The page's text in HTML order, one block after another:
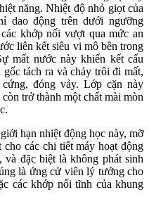
năng. Nhiệt độ nhỏ giọt của
dao động trên dưới ngưỡng
khớp nối vượt qua mức an
liên kết siêu vi mô bên trong
mất nước này khiến kết cấu
tách ra và chảy trôi đi mất,
đóng vảy. Lớp cặn này
trở thành một chất mài mòn
hạn nhiệt động học này, mỡ
các chi tiết máy hoạt động
đặc biệt là không phát sinh
là ứng cử viên lý tưởng cho
các khớp nối tĩnh của khung